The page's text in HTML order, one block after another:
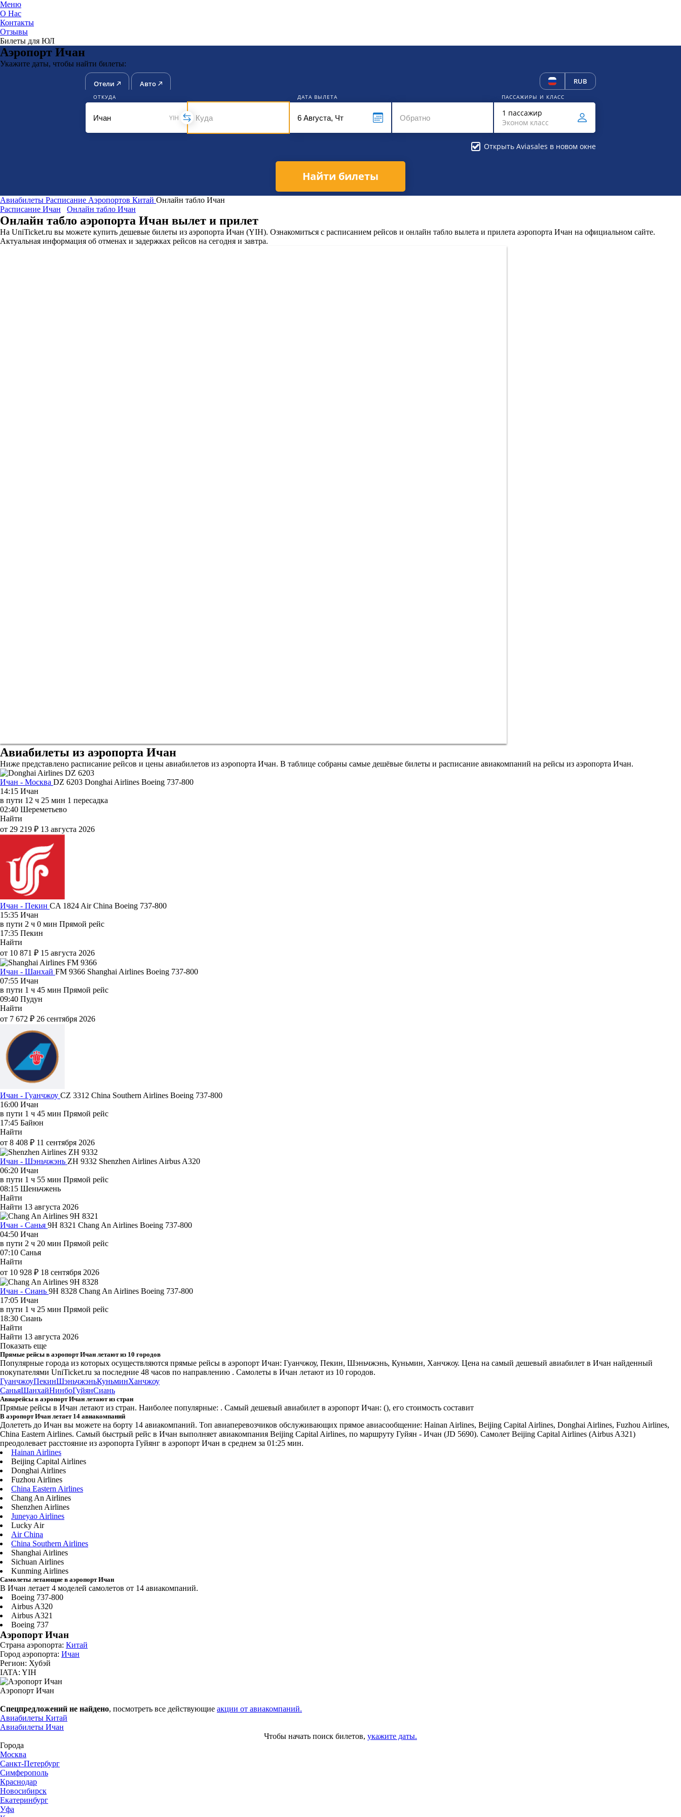
ЮниТикет
Меню
О Нас
Контакты
Отзывы
Билеты для ЮЛ
Аэропорт Ичан
Укажите даты, чтобы найти билеты:
Отели Авто RUB
ОТКУДА
YIH
ДАТА ВЫЛЕТА ПАССАЖИРЫ И КЛАСС
1 пассажир
Эконом класс
Открыть Aviasales в новом окне
Найти билеты
Авиабилеты Расписание Аэропортов Китай Онлайн табло Ичан
Расписание Ичан
Онлайн табло Ичан
Онлайн табло аэропорта Ичан вылет и прилет
На UniTicket.ru вы можете купить дешевые билеты из аэропорта Ичан (YIH). Ознакомиться с расписанием рейсов и онлайн табло вылета и прилета аэропорта Ичан на официальном сайте.
Актуальная информация об отменах и задержках рейсов на сегодня и завтра.
Авиабилеты из аэропорта Ичан
Ниже представлено расписание рейсов и цены авиабилетов из аэропорта Ичан. В таблице собраны самые дешёвые билеты и расписание авиакомпаний на рейсы из аэропорта Ичан.
Ичан - Москва DZ 6203 Donghai Airlines Boeing 737-800
14:15 Ичан
в пути 12 ч 25 мин 1 пересадка
02:40 Шереметьево
Найти
от 29 219 ₽ 13 августа 2026
Ичан - Пекин CA 1824 Air China Boeing 737-800
15:35 Ичан
в пути 2 ч 0 мин Прямой рейс
17:35 Пекин
Найти
от 10 871 ₽ 15 августа 2026
Ичан - Шанхай FM 9366 Shanghai Airlines Boeing 737-800
07:55 Ичан
в пути 1 ч 45 мин Прямой рейс
09:40 Пудун
Найти
от 7 672 ₽ 26 сентября 2026
Ичан - Гуанчжоу CZ 3312 China Southern Airlines Boeing 737-800
16:00 Ичан
в пути 1 ч 45 мин Прямой рейс
17:45 Байюн
Найти
от 8 408 ₽ 11 сентября 2026
Ичан - Шэньчжэнь ZH 9332 Shenzhen Airlines Airbus A320
06:20 Ичан
в пути 1 ч 55 мин Прямой рейс
08:15 Шеньчжень
Найти
Найти 13 августа 2026
Ичан - Санья 9H 8321 Chang An Airlines Boeing 737-800
04:50 Ичан
в пути 2 ч 20 мин Прямой рейс
07:10 Санья
Найти
от 10 928 ₽ 18 сентября 2026
Ичан - Сиань 9H 8328 Chang An Airlines Boeing 737-800
17:05 Ичан
в пути 1 ч 25 мин Прямой рейс
18:30 Сиань
Найти
Найти 13 августа 2026
Показать еще
Прямые рейсы в аэропорт Ичан летают из 10 городов
Популярные города из которых осуществляются прямые рейсы в аэропорт Ичан: Гуанчжоу, Пекин, Шэньчжэнь, Куньмин, Ханчжоу. Цена на самый дешевый авиабилет в Ичан найденный
покупателями UniTicket.ru за последние 48 часов по направлению . Самолеты в Ичан летают из 10 городов.
ГуанчжоуПекинШэньчжэньКуньминХанчжоу
СаньяШанхайНинбоГуйянСиань
Авиарейсы в аэропорт Ичан летают из стран
Прямые рейсы в Ичан летают из стран. Наиболее популярные: . Самый дешевый авиабилет в аэропорт Ичан: (), его стоимость составит
В аэропорт Ичан летает 14 авиакомпаний
Долететь до Ичан вы можете на борту 14 авиакомпаний. Топ авиаперевозчиков обслуживающих прямое авиасообщение: Hainan Airlines, Beijing Capital Airlines, Donghai Airlines, Fuzhou Airlines,
China Eastern Airlines. Самый быстрый рейс в Ичан выполняет авиакомпания Beijing Capital Airlines, по маршруту Гуйян - Ичан (JD 5690). Самолет Beijing Capital Airlines (Airbus A321)
преодолевает расстояние из аэропорта Гуйянг в аэропорт Ичан в среднем за 01:25 мин.
Hainan Airlines
Beijing Capital Airlines
Donghai Airlines
Fuzhou Airlines
China Eastern Airlines
Chang An Airlines
Shenzhen Airlines
Juneyao Airlines
Lucky Air
Air China
China Southern Airlines
Shanghai Airlines
Sichuan Airlines
Kunming Airlines
Самолеты летающие в аэропорт Ичан
В Ичан летает 4 моделей самолетов от 14 авиакомпаний.
Boeing 737-800
Airbus A320
Airbus A321
Boeing 737
Аэропорт Ичан
Страна аэропорта: Китай
Город аэропорта: Ичан
Регион: Хубэй
IATA: YIH
Аэропорт Ичан
Спецпредложений не найдено, посмотреть все действующие акции от авиакомпаний.
Авиабилеты Китай
Авиабилеты Ичан
Чтобы начать поиск билетов, укажите даты.
Города
Москва
Санкт-Петербург
Симферополь
Краснодар
Новосибирск
Екатеринбург
Уфа